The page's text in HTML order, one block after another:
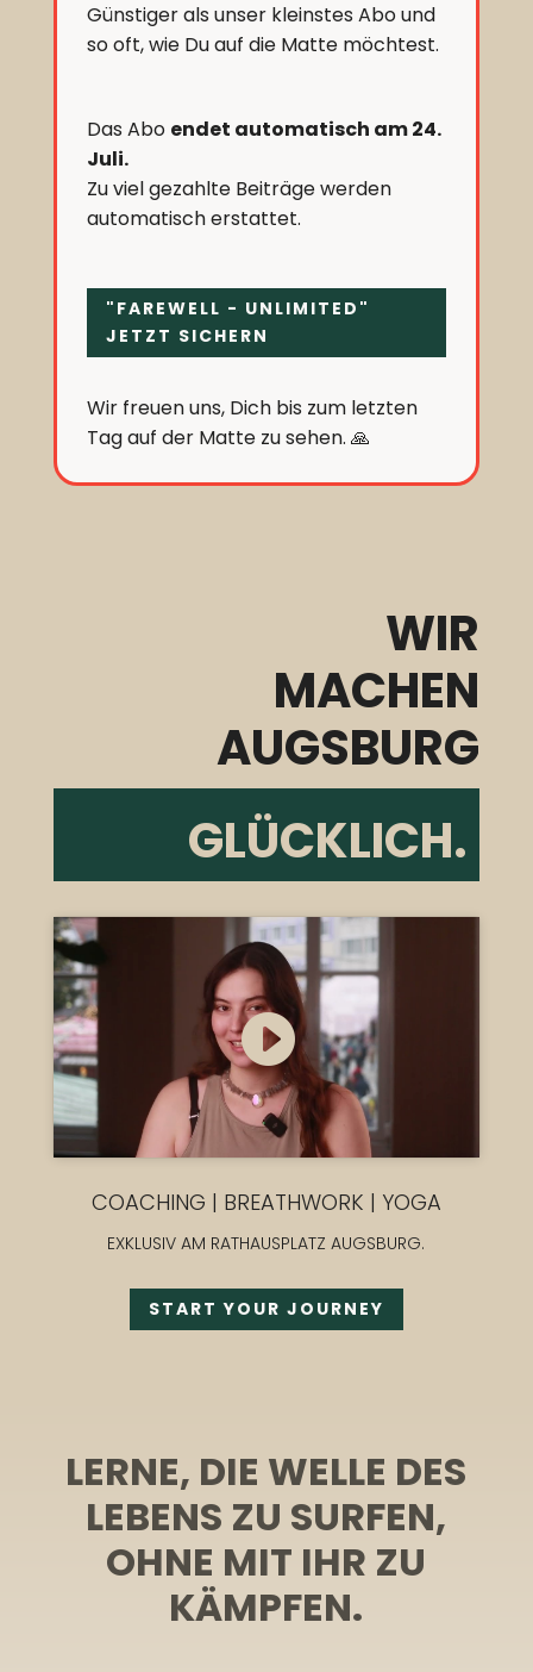
Günstiger als unser kleinstes Abo und
so oft, wie Du auf die Matte möchtest.
Das Abo endet automatisch am 24.
Juli.
Zu viel gezahlte Beiträge werden
automatisch erstattet.
"FAREWELL - UNLIMITED"
JETZT SICHERN
Wir freuen uns, Dich bis zum letzten
Tag auf der Matte zu sehen. 🙏
WIR
MACHEN
AUGSBURG
GLÜCKLICH.
Klicke hier, um Marketing-Cookies zu
akzeptieren und diesen Inhalt zu
aktivieren
COACHING | BREATHWORK | YOGA
EXKLUSIV AM RATHAUSPLATZ AUGSBURG.
START YOUR JOURNEY
LERNE, DIE WELLE DES
LEBENS ZU SURFEN,
OHNE MIT IHR ZU
KÄMPFEN.